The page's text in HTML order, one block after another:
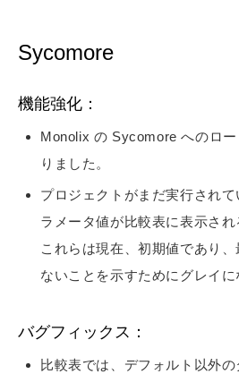
Sycomore
機能強化：
Monolix の Sycomore へのロ
りました。
プロジェクトがまだ実行され
ラメータ値が比較表に表示され
これらは現在、初期値であり
ないことを示すためにグレイに
バグフィックス：
比較表では、デフォルト以外